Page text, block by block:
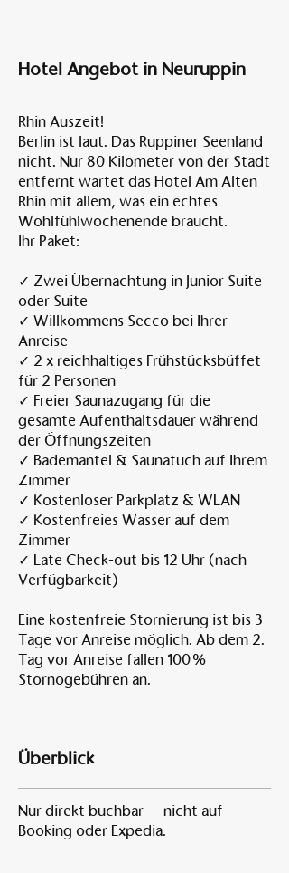
Hotel Angebot in Neuruppin
Rhin Auszeit!
Berlin ist laut. Das Ruppiner Seenland
nicht. Nur 80 Kilometer von der Stadt
entfernt wartet das Hotel Am Alten
Rhin mit allem, was ein echtes
Wohlfühlwochenende braucht.
Ihr Paket:
✓ Zwei Übernachtung in Junior Suite
oder Suite
✓ Willkommens Secco bei Ihrer
Anreise
✓ 2 x reichhaltiges Frühstücksbüffet
für 2 Personen
✓ Freier Saunazugang für die
gesamte Aufenthaltsdauer während
der Öffnungszeiten
✓ Bademantel & Saunatuch auf Ihrem
Zimmer
✓ Kostenloser Parkplatz & WLAN
✓ Kostenfreies Wasser auf dem
Zimmer
✓ Late Check-out bis 12 Uhr (nach
Verfügbarkeit)
Eine kostenfreie Stornierung ist bis 3
Tage vor Anreise möglich. Ab dem 2.
Tag vor Anreise fallen 100 %
Stornogebühren an.
Überblick
Nur direkt buchbar — nicht auf
Booking oder Expedia.